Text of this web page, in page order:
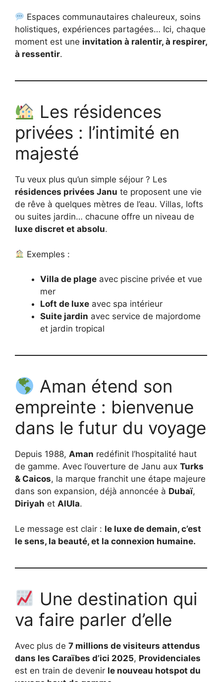
Espaces communautaires chaleureux, soins
holistiques, expériences partagées… Ici, chaque
moment est une invitation à ralentir, à respirer,
à ressentir.
Les résidences
privées : l’intimité en
majesté
Tu veux plus qu’un simple séjour ? Les
résidences privées Janu te proposent une vie
de rêve à quelques mètres de l’eau. Villas, lofts
ou suites jardin… chacune offre un niveau de
luxe discret et absolu.
Exemples :
Villa de plage avec piscine privée et vue
mer
Loft de luxe avec spa intérieur
Suite jardin avec service de majordome
et jardin tropical
Aman étend son
empreinte : bienvenue
dans le futur du voyage
Depuis 1988, Aman redéfinit l’hospitalité haut
de gamme. Avec l’ouverture de Janu aux Turks
& Caicos, la marque franchit une étape majeure
dans son expansion, déjà annoncée à Dubaï,
Diriyah et AlUla.
Le message est clair : le luxe de demain, c’est
le sens, la beauté, et la connexion humaine.
Une destination qui
va faire parler d’elle
Avec plus de 7 millions de visiteurs attendus
dans les Caraïbes d’ici 2025, Providenciales
est en train de devenir le nouveau hotspot du